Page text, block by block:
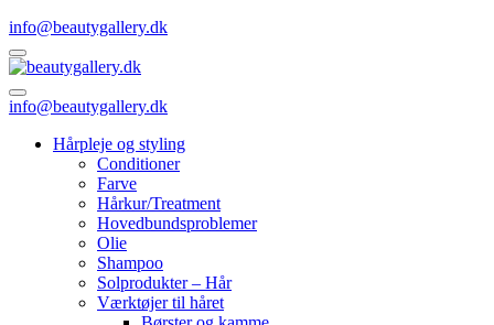
info@beautygallery.dk
info@beautygallery.dk
Hårpleje og styling
Conditioner
Farve
Hårkur/Treatment
Hovedbundsproblemer
Olie
Shampoo
Solprodukter – Hår
Værktøjer til håret